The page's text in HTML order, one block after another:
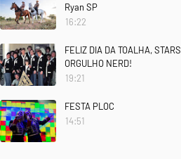
Ryan SP
16:22
FELIZ DIA DA TOALHA,
ORGULHO NERD!
19:21
FESTA PLOC
14:51